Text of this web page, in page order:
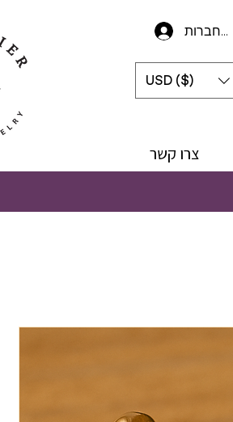
USD ($)
צרו קשר